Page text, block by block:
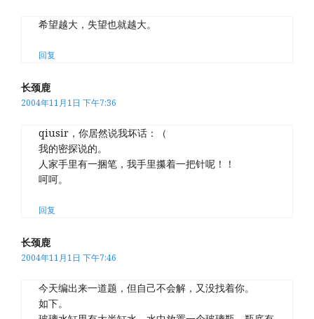
希望越大，失望也就越大。
回复
长颈鹿
2004年11月1日 下午7:36
qiusir，你居然说我坏话：（
我的密探说的。
人家手里有一捆笔，我手里攥着一把针呢！！
呵呵。
回复
长颈鹿
2004年11月1日 下午7:46
今天编出来一道题，但自己不会解，又没找着你。
如下。